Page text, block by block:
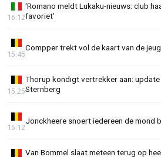
‘Romano meldt Lukaku-nieuws: club
favoriet’
16:12
Compper trekt vol de kaart van de
15:45
Thorup kondigt vertrekker aan:
Sternberg
15:25
Jonckheere snoert iedereen de mond
15:12
Van Bommel slaat meteen terug op